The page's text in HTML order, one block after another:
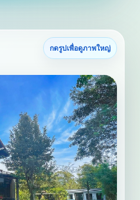
กดรูปเพื่อดูภาพใหญ่